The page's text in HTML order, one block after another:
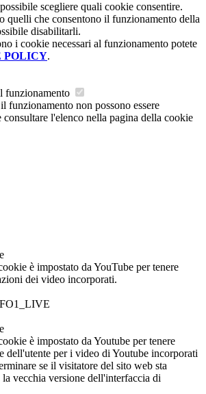
scegliere quali cookie consentire.
quelli che consentono il funzionamento della
disabilitarli.
i cookie necessari al funzionamento potete
POLICY.
funzionamento
funzionamento non possono essere
l'elenco nella pagina della cookie
è impostato da YouTube per tenere
dei video incorporati.
è impostato da Youtube per tenere
dell'utente per i video di Youtube incorporati
se il visitatore del sito web sta
vecchia versione dell'interfaccia di